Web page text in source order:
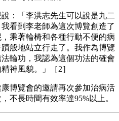
：「李洪志先生可以說是九二
看到李老師為這次博覽創造了
乘著輪椅和各種行動不便的病
般地站立行走了。我作為博覽
輪功，我認為這個功法的確會
神風貌。」［2］
博覽會的邀請再次參加治病活
不長時間有效率達95%以上。